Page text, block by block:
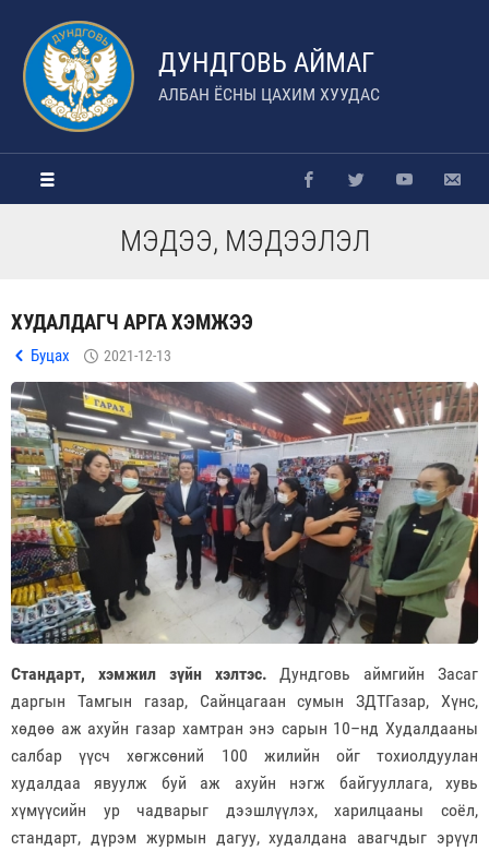
ДУНДГОВЬ АЙМАГ
АЛБАН ЁСНЫ ЦАХИМ ХУУДАС
МЭДЭЭ, МЭДЭЭЛЭЛ
ХУДАЛДАГЧ АРГА ХЭМЖЭЭ
Буцах 2021-12-13
Стандарт, хэмжил зүйн хэлтэс. Дундговь аймгийн Засаг
даргын Тамгын газар, Сайнцагаан сумын ЗДТГазар, Хүнс,
хөдөө аж ахуйн газар хамтран энэ сарын 10–нд Худалдааны
салбар үүсч хөгжсөний 100 жилийн ойг тохиолдуулан
худалдаа явуулж буй аж ахуйн нэгж байгууллага, хувь
хүмүүсийн ур чадварыг дээшлүүлэх, харилцааны соёл,
стандарт, дүрэм журмын дагуу, худалдана авагчдыг эрүүл